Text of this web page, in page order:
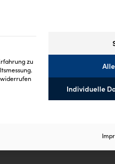
zu
essenziell und kann nicht
Individuelle